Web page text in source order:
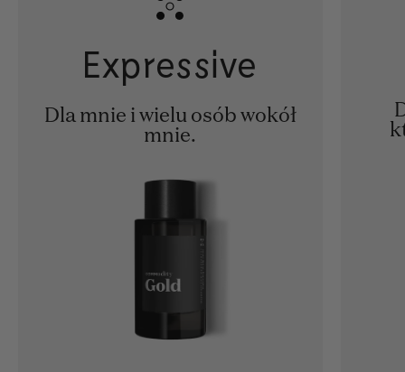
Expressive
Dla mnie i wielu osób wokół
mnie.